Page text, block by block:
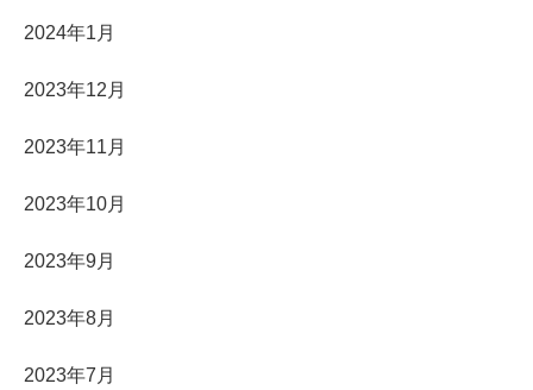
2024年1月
2023年12月
2023年11月
2023年10月
2023年9月
2023年8月
2023年7月